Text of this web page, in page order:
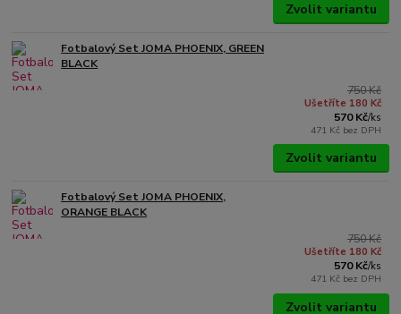
Zvolit variantu
Fotbalový Set JOMA PHOENIX, GREEN
BLACK
750 Kč
Ušetříte 180 Kč
570 Kč/ks
471 Kč bez DPH
Zvolit variantu
Fotbalový Set JOMA PHOENIX,
ORANGE BLACK
750 Kč
Ušetříte 180 Kč
570 Kč/ks
471 Kč bez DPH
Zvolit variantu